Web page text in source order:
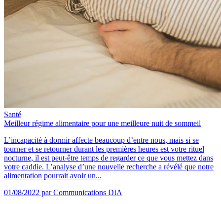
Santé
Meilleur régime alimentaire pour une meilleure nuit de sommeil
L’incapacité à dormir affecte beaucoup d’entre nous, mais si se
tourner et se retourner durant les premières heures est votre rituel
nocturne, il est peut-être temps de regarder ce que vous mettez dans
votre caddie. L’analyse d’une nouvelle recherche a révélé que notre
alimentation pourrait avoir un...
01/08/2022 par Communications DIA